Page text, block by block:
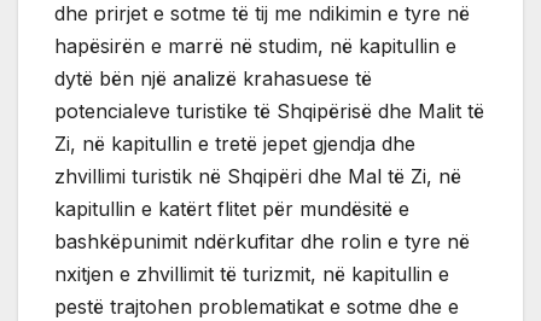
dhe prirjet e sotme të tij me ndikimin e tyre në
hapësirën e marrë në studim, në kapitullin e
dytë bën një analizë krahasuese të
potencialeve turistike të Shqipërisë dhe Malit të
Zi, në kapitullin e tretë jepet gjendja dhe
zhvillimi turistik në Shqipëri dhe Mal të Zi, në
kapitullin e katërt flitet për mundësitë e
bashkëpunimit ndërkufitar dhe rolin e tyre në
nxitjen e zhvillimit të turizmit, në kapitullin e
pestë trajtohen problematikat e sotme dhe e